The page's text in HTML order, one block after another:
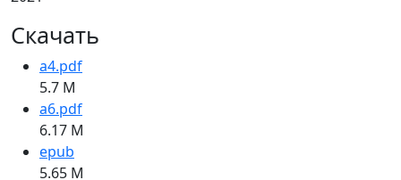
Скачать
a4.pdf
5.7 M
a6.pdf
6.17 M
epub
5.65 M